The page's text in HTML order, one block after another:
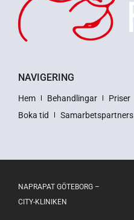
NAVIGERING
Hem Behandlingar Priser
Boka tid
Samarbetspartners
NAPRAPAT GÖTEBORG –
CITY-KLINIKEN